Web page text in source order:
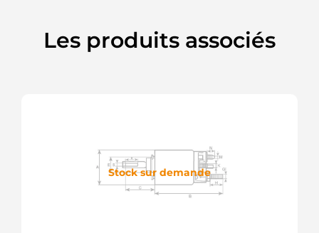
MITSUBISHI
SSM3348
Les produits associés
Stock sur demande